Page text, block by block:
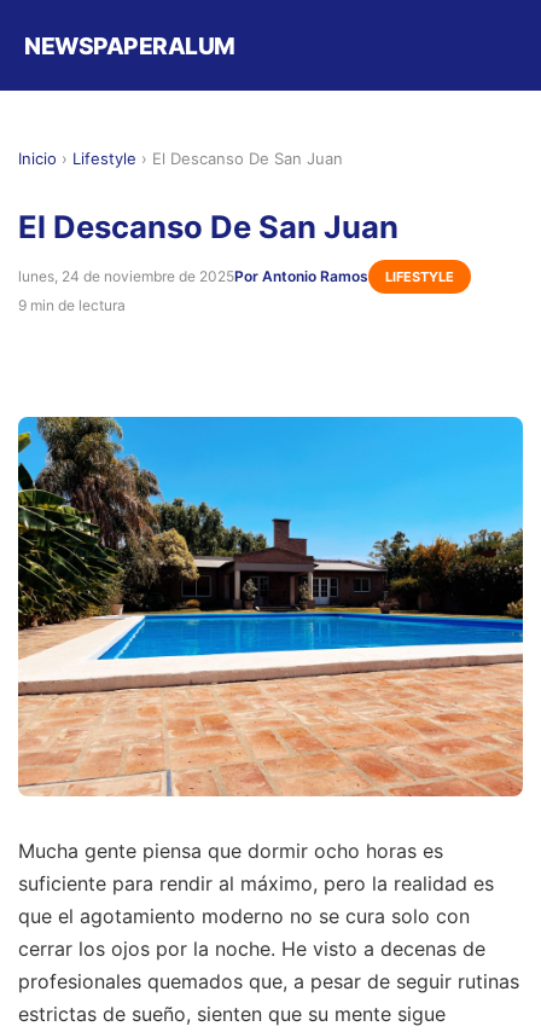
NEWSPAPERALUM
Inicio › Lifestyle › El Descanso De San Juan
El Descanso De San Juan
lunes, 24 de noviembre de 2025Por Antonio Ramos LIFESTYLE
9 min de lectura
Mucha gente piensa que dormir ocho horas es
suficiente para rendir al máximo, pero la realidad es
que el agotamiento moderno no se cura solo con
cerrar los ojos por la noche. He visto a decenas de
profesionales quemados que, a pesar de seguir rutinas
estrictas de sueño, sienten que su mente sigue